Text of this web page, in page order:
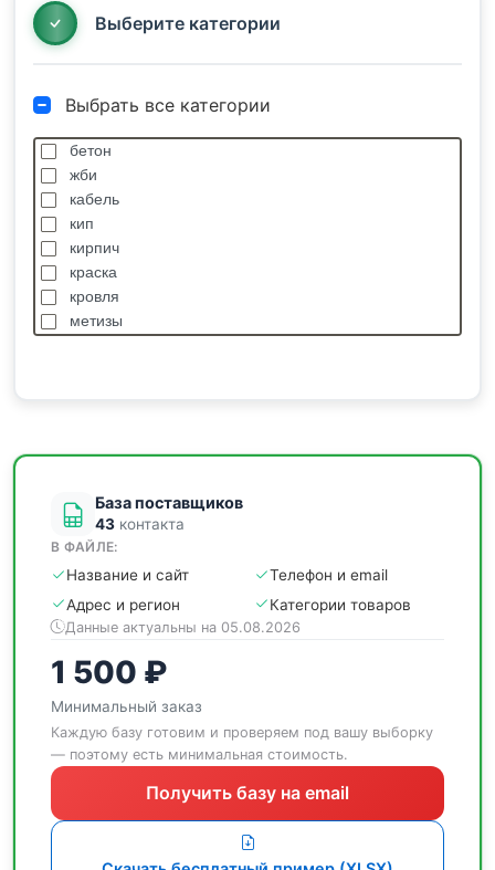
Выберите категории
Выбрать все категории
бетон
жби
кабель
кип
кирпич
краска
кровля
метизы
База поставщиков
43 контакта
В ФАЙЛЕ:
Название и сайт
Телефон и email
Адрес и регион
Категории товаров
Данные актуальны на 05.08.2026
1 500 ₽
Минимальный заказ
Каждую базу готовим и проверяем под вашу выборку
— поэтому есть минимальная стоимость.
Получить базу на email